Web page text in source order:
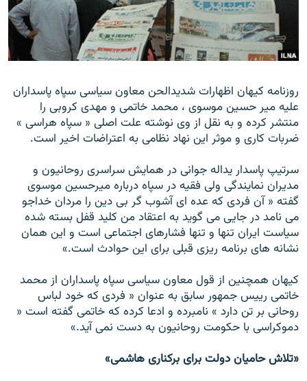
روزنامه کيهان اظهارات شديدالحن معاون سياسی سپاه پاسداران
عليه مير حسين موسوی ، محمد خاتمی و مهدی کروبی را
منتشر کرده و به نقل از وی نوشته علت اصلی « سپاه هراسی »
ضربات کاری و موثر اين نهاد نظامی به اعتراضات اخير است.
سرتيپ پاسدار يداله جوانی در همايش سراسری روحانيون و
مديران نمايندگی ولی فقيه در سپاه درباره ميرحسين موسوی
گفته « آن فردی که عده ای آشوب گر بی دين را مردان خداجو
می نامد در جايی می گويد به اعتقاد من کليد قفل بسته شده
سياست ايران تنها و تنها فشارهای اجتماعی است و اين همان
نشانه های برنامه ريزی قبلی برای اين حوادث است.»
کيهان همچنين از قول معاون سياسی سپاه پاسداران از محمد
خاتمی رييس جمهور سابق به عنوان « فردی که خود لباس
روحانی بر تن دارد » نامبرده و ادعا کرده که خاتمی گفته است «
دموکراسی با حکومت روحانيون به دست نمی آيد.»
«تلاش حاميان دولت برای برکناری هاشمی»